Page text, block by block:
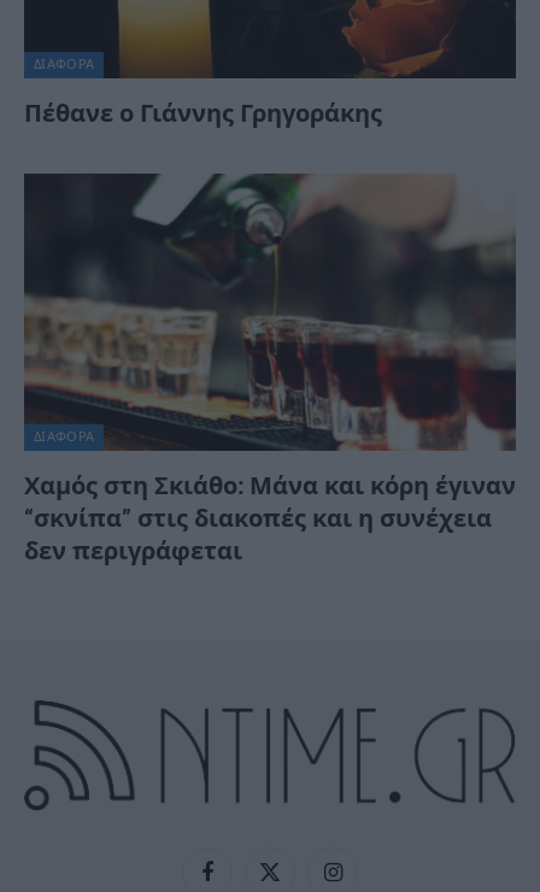
ΔΙΆΦΟΡΑ
Πέθανε ο Γιάννης Γρηγοράκης
ΔΙΆΦΟΡΑ
Χαμός στη Σκιάθο: Μάνα και κόρη έγιναν
“σκνίπα” στις διακοπές και η συνέχεια
δεν περιγράφεται
Facebook X Instagram